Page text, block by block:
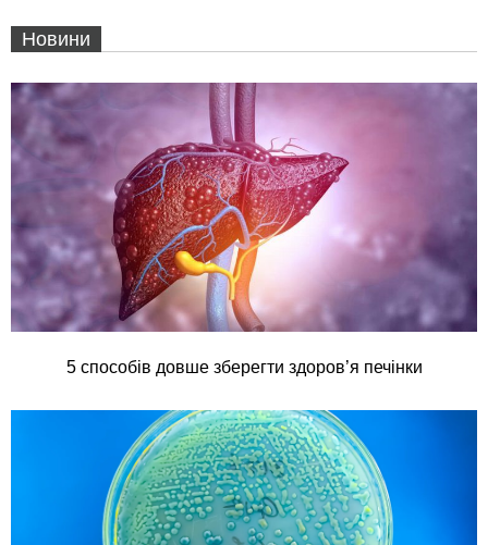
Новини
5 способів довше зберегти здоров’я печінки